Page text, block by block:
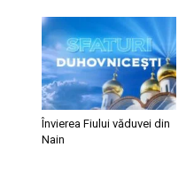
Învierea Fiului văduvei din
Nain